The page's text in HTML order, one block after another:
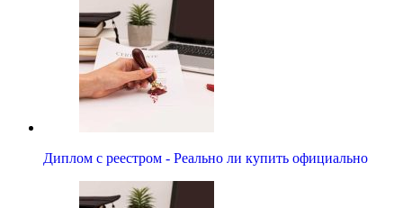
Диплом с реестром - Реально ли купить официально